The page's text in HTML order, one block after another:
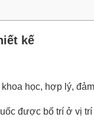
kế
khoa học, hợp lý,
được bố trí ở vị